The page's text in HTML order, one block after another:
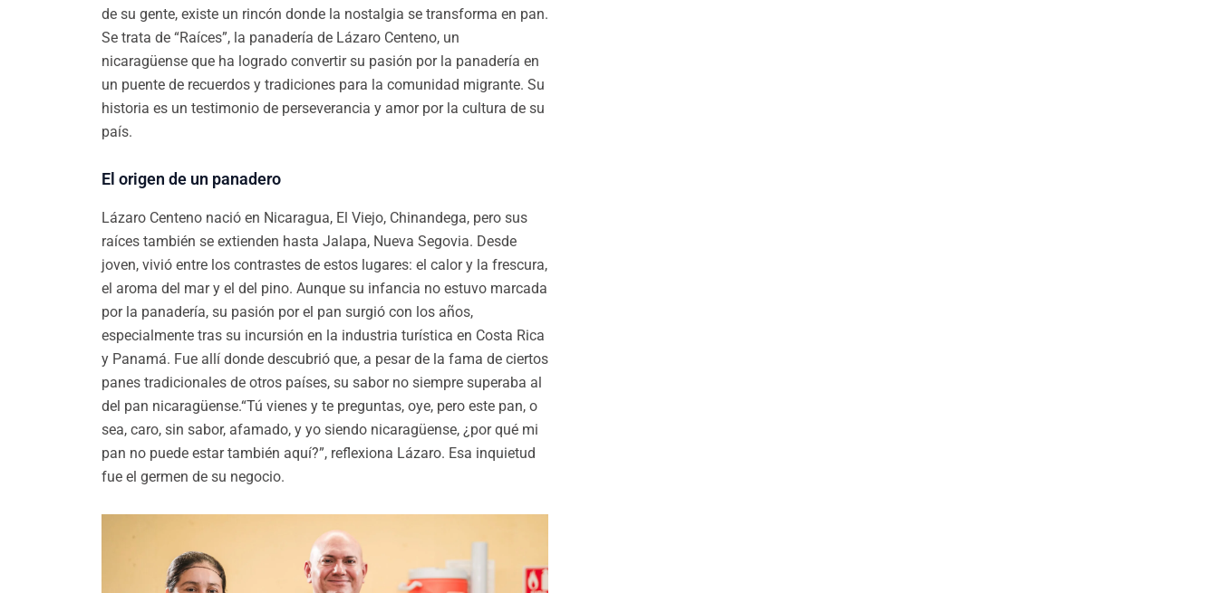
de su gente, existe un rincón donde la nostalgia se transforma en pan.
Se trata de “Raíces”, la panadería de Lázaro Centeno, un
nicaragüense que ha logrado convertir su pasión por la panadería en
un puente de recuerdos y tradiciones para la comunidad migrante. Su
historia es un testimonio de perseverancia y amor por la cultura de su
país.
El origen de un panadero
Lázaro Centeno nació en Nicaragua, El Viejo, Chinandega, pero sus
raíces también se extienden hasta Jalapa, Nueva Segovia. Desde
joven, vivió entre los contrastes de estos lugares: el calor y la frescura,
el aroma del mar y el del pino. Aunque su infancia no estuvo marcada
por la panadería, su pasión por el pan surgió con los años,
especialmente tras su incursión en la industria turística en Costa Rica
y Panamá. Fue allí donde descubrió que, a pesar de la fama de ciertos
panes tradicionales de otros países, su sabor no siempre superaba al
del pan nicaragüense.“Tú vienes y te preguntas, oye, pero este pan, o
sea, caro, sin sabor, afamado, y yo siendo nicaragüense, ¿por qué mi
pan no puede estar también aquí?”, reflexiona Lázaro. Esa inquietud
fue el germen de su negocio.